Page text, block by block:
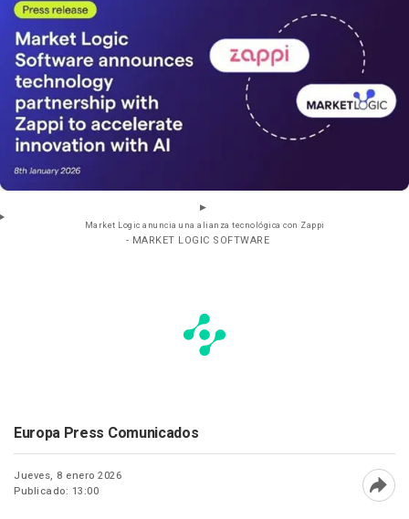
Market Logic anuncia una alianza tecnológica con Zappi
- MARKET LOGIC SOFTWARE
Europa Press Comunicados
Jueves, 8 enero 2026
Publicado: 13:00